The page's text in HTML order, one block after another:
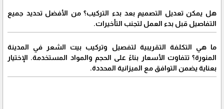
هل يمكن تعديل التصميم بعد بدء التركيب؟ من الأفضل تحديد جميع
التفاصيل قبل بدء العمل لتجنب التأخيرات.
ما هي التكلفة التقريبية لتفصيل وتركيب بيت الشعر في المدينة
المنورة؟ تتفاوت الأسعار بناءً على الحجم والمواد المستخدمة. الإختيار
بعناية يضمن التوافق مع الميزانية المحددة.